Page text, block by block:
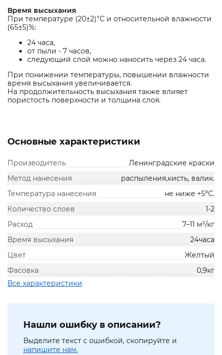
Время высыхания
При температуре (20±2)°С и относительной влажности
(65±5)%:
24 часа,
от пыли - 7 часов,
следующий слой можно наносить через 24 часа.
При понижении температуры, повышении влажности
время высыхания увеличивается.
На продолжительность высыхания также влияет
пористость поверхности и толщина слоя.
Основные характеристики
Производитель
Ленинградские краски
Метод нанесения
распыления,кисть, валик.
Температура нанесения
не ниже +5ºС.
Количество слоев
1-2
Расход
7–11 м²/кг
Время высыхания
24часа
Цвет
Желтый
Фасовка
0,9кг
Все характеристики
Нашли ошибку в описании?
Выделите текст с ошибкой, скопируйте и
напишите нам.